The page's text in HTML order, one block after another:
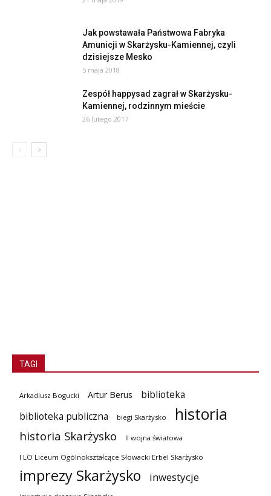
Jak powstawała Państwowa Fabryka
Amunicji w Skarżysku-Kamiennej, czyli
dzisiejsze Mesko
5 maja 2018
Zespół happysad zagrał w Skarżysku-
Kamiennej, rodzinnym mieście
26 lutego 2017
TAGI
Arkadiusz Bogucki Artur Berus
biblioteka
biblioteka publiczna
biegi Skarżysko historia
historia Skarżysko II wojna światowa
I LO Liceum Ogólnokształcące Słowacki Erbel Skarżysko
imprezy Skarżysko inwestycje